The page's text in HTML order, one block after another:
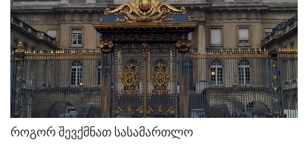
როგორ შევქმნათ სასამართლო